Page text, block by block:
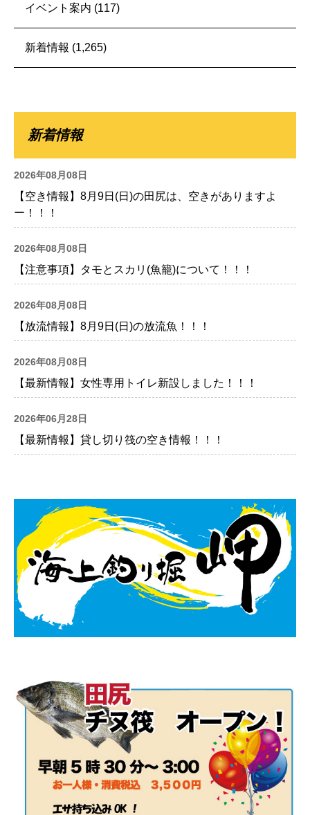
イベント案内 (117)
新着情報 (1,265)
新着情報
2026年08月08日
【空き情報】8月9日(日)の田尻は、空きがありますよ
ー！！！
2026年08月08日
【注意事項】タモとスカリ(魚籠)について！！！
2026年08月08日
【放流情報】8月9日(日)の放流魚！！！
2026年08月08日
【最新情報】女性専用トイレ新設しました！！！
2026年06月28日
【最新情報】貸し切り筏の空き情報！！！